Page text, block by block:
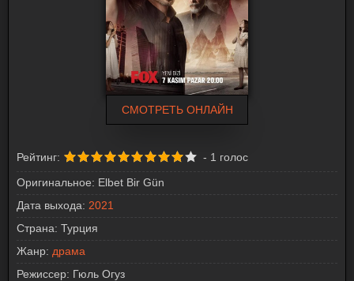
СМОТРЕТЬ ОНЛАЙН
Рейтинг: - 1 голос
Оригинальное: Elbet Bir Gün
Дата выхода: 2021
Страна: Турция
Жанр: драма
Режиссер: Гюль Огуз